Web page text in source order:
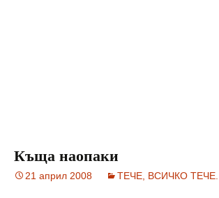
Къща наопаки
21 април 2008 ТЕЧЕ, ВСИЧКО ТЕЧЕ...